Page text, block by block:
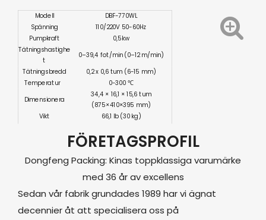
Modell
DBF-770WL
Spänning
110/220V 50-60Hz
Pumpkraft
0,5kw
Tätningshastighe
t
0–39,4 fot/min (0–12 m/min)
Tätningsbredd 0,2 x 0,6 tum (6-15 mm)
Temperatur 0-300 ℃
Dimensionera
34,4 × 16,1 × 15,6 tum
(875×410×395 mm)
Vikt 66,1 lb (30 kg)
FÖRETAGSPROFIL
Dongfeng Packing: Kinas toppklassiga varumärke
med 36 år av excellens
Sedan vår fabrik grundades 1989 har vi ägnat
decennier åt att specialisera oss på